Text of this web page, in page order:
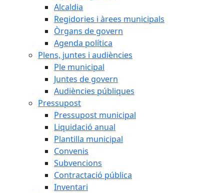
Alcaldia
Regidories i àrees municipals
Òrgans de govern
Agenda política
Plens, juntes i audiències
Ple municipal
Juntes de govern
Audiències públiques
Pressupost
Pressupost municipal
Liquidació anual
Plantilla municipal
Convenis
Subvencions
Contractació pública
Inventari